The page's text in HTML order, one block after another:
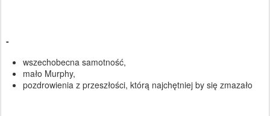
-
wszechobecna samotność,
mało Murphy,
pozdrowienia z przeszłości, którą najchętniej by się zmazało